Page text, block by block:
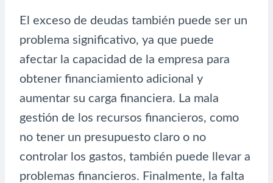
El exceso de deudas también puede ser un
problema significativo, ya que puede
afectar la capacidad de la empresa para
obtener financiamiento adicional y
aumentar su carga financiera. La mala
gestión de los recursos financieros, como
no tener un presupuesto claro o no
controlar los gastos, también puede llevar a
problemas financieros. Finalmente, la falta